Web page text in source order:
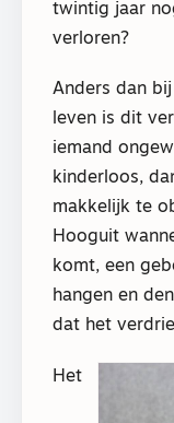
twintig jaar
verloren?
Anders dan
leven is dit
iemand
kinderloos,
makkelijk te
Hooguit
komt, een
hangen en
dat het
Het